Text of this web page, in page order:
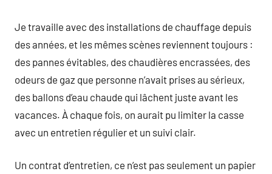
Je travaille avec des installations de chauffage depuis
des années, et les mêmes scènes reviennent toujours :
des pannes évitables, des chaudières encrassées, des
odeurs de gaz que personne n’avait prises au sérieux,
des ballons d’eau chaude qui lâchent juste avant les
vacances. À chaque fois, on aurait pu limiter la casse
avec un entretien régulier et un suivi clair.
Un contrat d’entretien, ce n’est pas seulement un papier